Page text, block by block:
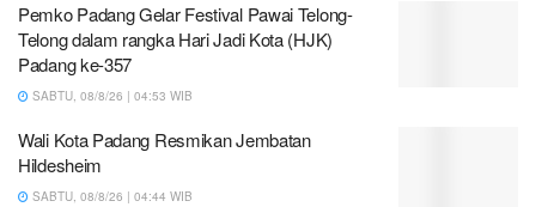
Pemko Padang Gelar Festival Pawai Telong-
Telong dalam rangka Hari Jadi Kota (HJK)
Padang ke-357
SABTU, 08/8/26 | 04:53 WIB
Wali Kota Padang Resmikan Jembatan
Hildesheim
SABTU, 08/8/26 | 04:44 WIB